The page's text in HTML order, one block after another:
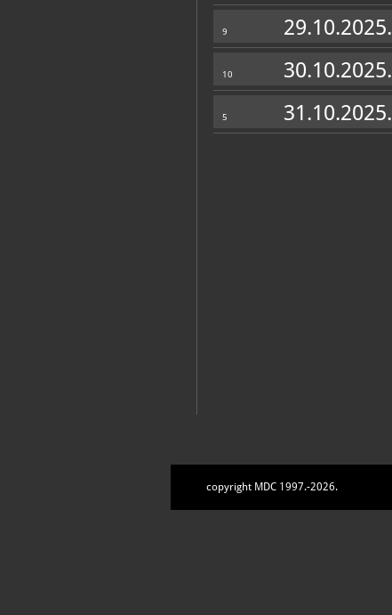
9 29.10.2025.
10 30.10.2025.
5 31.10.2025.
copyright MDC 1997.-2026.